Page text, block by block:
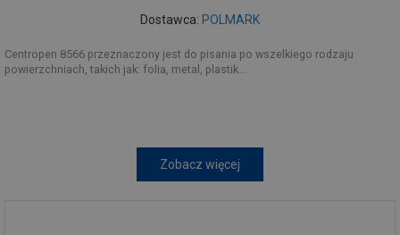
Dostawca: POLMARK
Centropen 8566 przeznaczony jest do pisania po wszelkiego rodzaju
powierzchniach, takich jak: folia, metal, plastik...
Zobacz więcej